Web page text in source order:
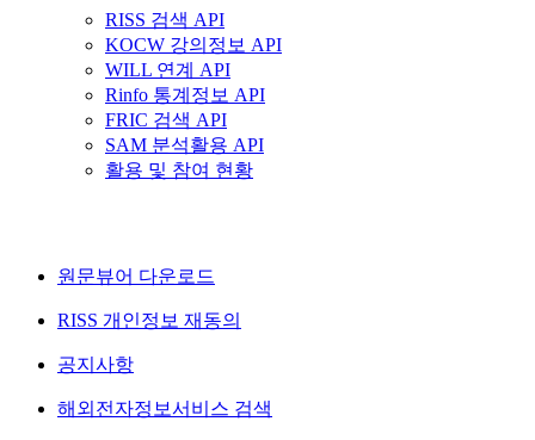
RISS 검색 API
KOCW 강의정보 API
WILL 연계 API
Rinfo 통계정보 API
FRIC 검색 API
SAM 분석활용 API
활용 및 참여 현황
원문뷰어 다운로드
RISS 개인정보 재동의
공지사항
해외전자정보서비스 검색